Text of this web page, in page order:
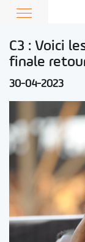
C3 : Voici
finale
30-04-2023